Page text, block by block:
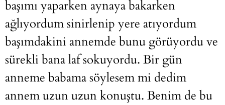
başımı yaparken aynaya bakarken
ağlıyordum sinirlenip yere atıyordum
başımdakini annemde bunu görüyordu ve
sürekli bana laf sokuyordu. Bir gün
anneme babama söylesem mi dedim
annem uzun uzun konuştu. Benim de bu